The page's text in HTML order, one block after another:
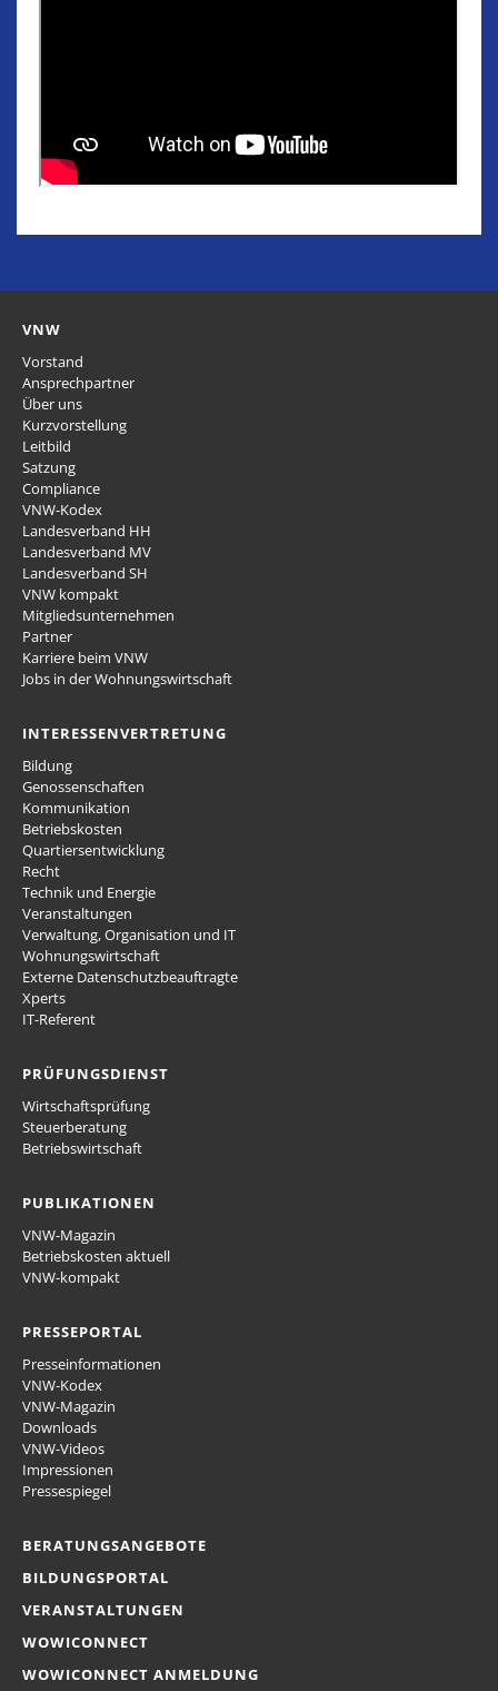
VNW
Vorstand
Ansprechpartner
Über uns
Kurzvorstellung
Leitbild
Satzung
Compliance
VNW-Kodex
Landesverband HH
Landesverband MV
Landesverband SH
VNW kompakt
Mitgliedsunternehmen
Partner
Karriere beim VNW
Jobs in der Wohnungswirtschaft
INTERESSENVERTRETUNG
Bildung
Genossenschaften
Kommunikation
Betriebskosten
Quartiersentwicklung
Recht
Technik und Energie
Veranstaltungen
Verwaltung, Organisation und IT
Wohnungswirtschaft
Externe Datenschutzbeauftragte
Xperts
IT-Referent
PRÜFUNGSDIENST
Wirtschaftsprüfung
Steuerberatung
Betriebswirtschaft
PUBLIKATIONEN
VNW-Magazin
Betriebskosten aktuell
VNW-kompakt
PRESSEPORTAL
Presseinformationen
VNW-Kodex
VNW-Magazin
Downloads
VNW-Videos
Impressionen
Pressespiegel
BERATUNGSANGEBOTE
BILDUNGSPORTAL
VERANSTALTUNGEN
WOWICONNECT
WOWICONNECT ANMELDUNG